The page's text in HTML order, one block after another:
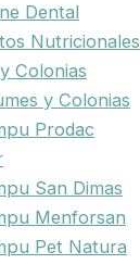
Dental
Nutricionales
Colonias
y Colonias
Prodac
San Dimas
Menforsan
Pet Natura